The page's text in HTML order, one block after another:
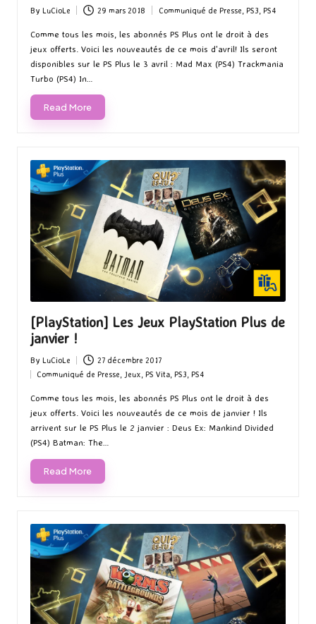
Posted
by
By LuCioLe 29 mars 2018
Posted
in
Communiqué de Presse, PS3, PS4
Comme tous les mois, les abonnés PS Plus ont le droit à des
jeux offerts. Voici les nouveautés de ce mois d'avril! Ils seront
disponibles sur le PS Plus le 3 avril : Mad Max (PS4) Trackmania
Turbo (PS4) In…
Read More
[PlayStation] Les Jeux PlayStation Plus de
janvier !
Posted
by
By LuCioLe 27 décembre 2017
Posted
in
Communiqué de Presse, Jeux,PS Vita,PS3,PS4
Comme tous les mois, les abonnés PS Plus ont le droit à des
jeux offerts. Voici les nouveautés de ce mois de janvier ! Ils
arrivent sur le PS Plus le 2 janvier : Deus Ex: Mankind Divided
(PS4) Batman: The…
Read More